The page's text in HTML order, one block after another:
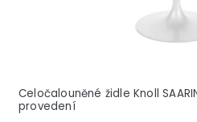
Celočalouněné židle Knoll
provedení